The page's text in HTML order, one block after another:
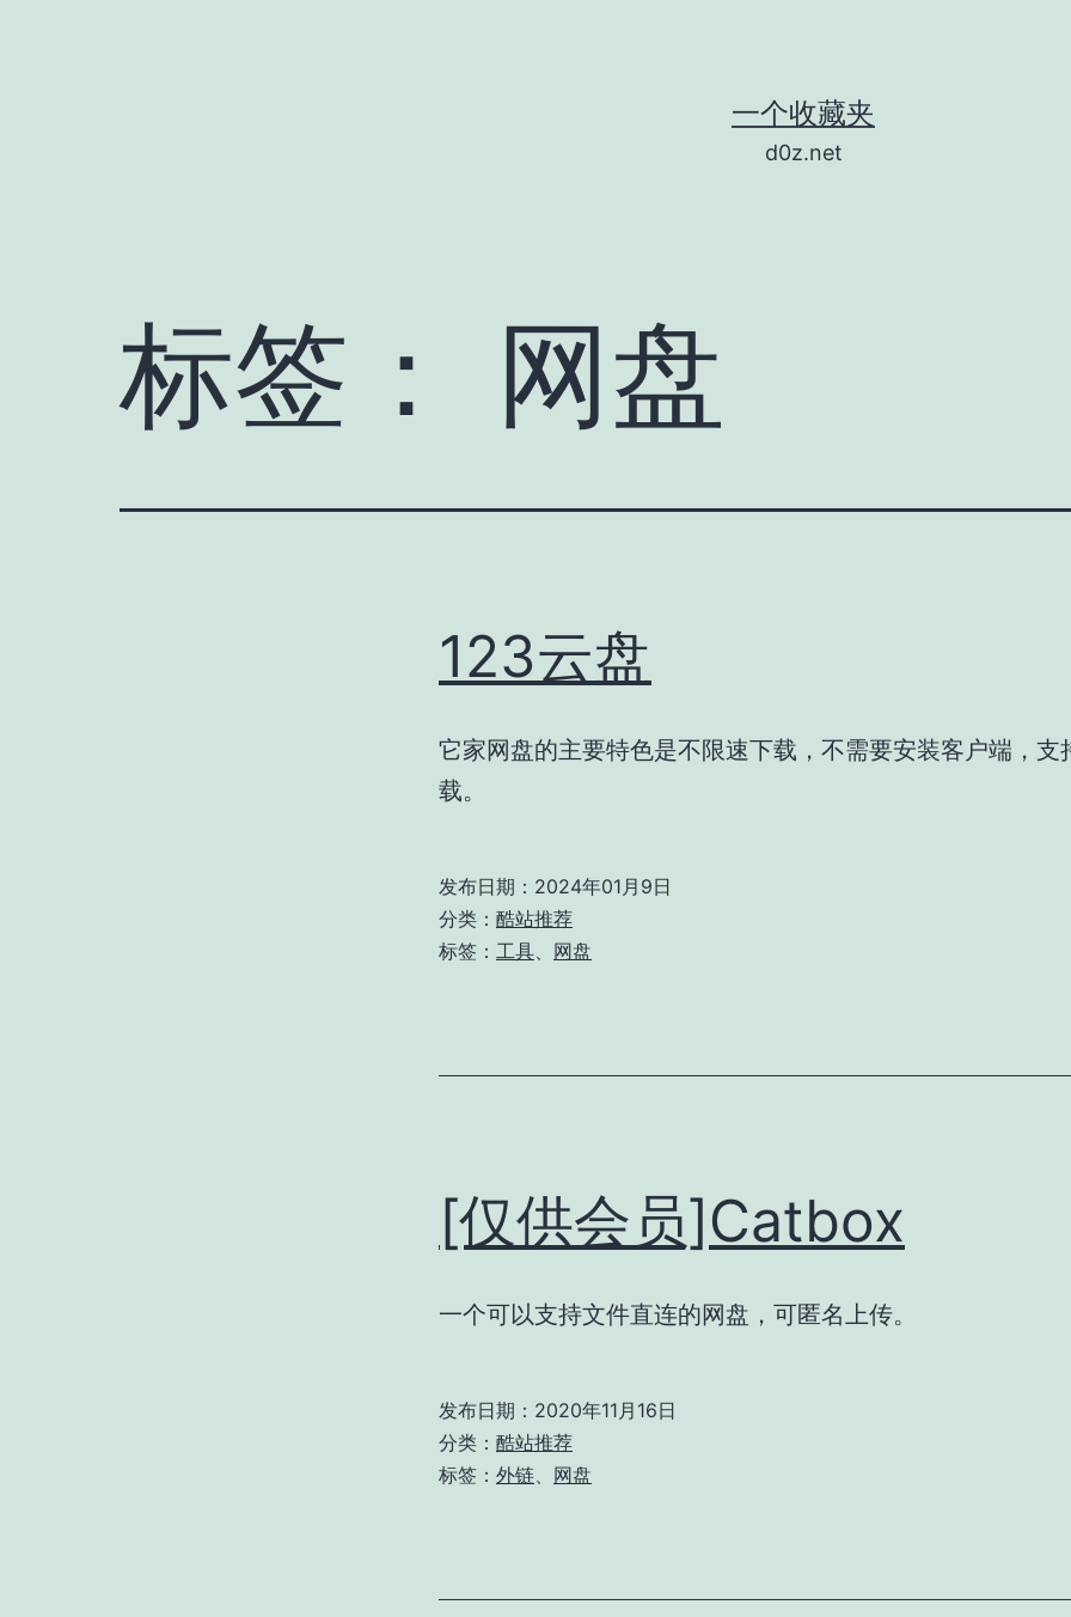
一个收藏夹
d0z.net
标签： 网盘
123云盘
它家网盘的主要特色是不限速下载，不需要安装客户端，支
载。
发布日期： 2024年01月9日
分类： 酷站推荐
标签： 工具、 网盘
[仅供会员]Catbox
一个可以支持文件直连的网盘，可匿名上传。
发布日期： 2020年11月16日
分类： 酷站推荐
标签： 外链、 网盘